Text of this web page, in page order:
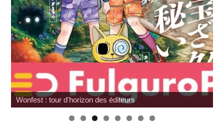
Wonfest : les indépendants